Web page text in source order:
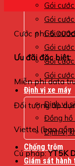
Gói
Gói
Gói
Gói
Gói
Gói
Định vị xe máy
Định vị
Đồng hồ
Định vị
Chống trộm
Giám sát hành
Cước phí:
Ưu đãi đặc biệt:
Miễn phí data
Đối tượng áp
Viettel (bao
Cú pháp:YT5K